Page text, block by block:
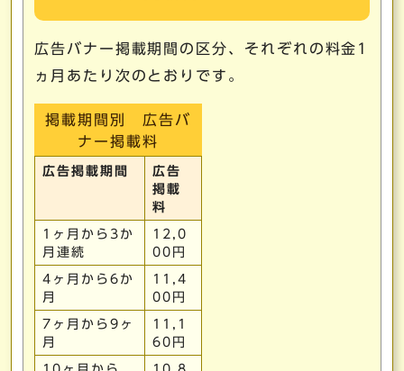
広告バナー掲載期間の区分、それぞれの料金1
ヵ月あたり次のとおりです。
掲載期間別 広告バ
ナー掲載料
広告掲載期間
広告
掲載
料
1ヶ月から3か
月連続
12,0
00円
4ヶ月から6か
月
11,4
00円
7ヶ月から9ヶ
月
11,1
60円